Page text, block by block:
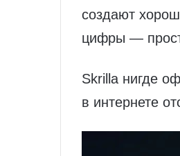
создают
цифры —
Skrilla нигде
в интернете